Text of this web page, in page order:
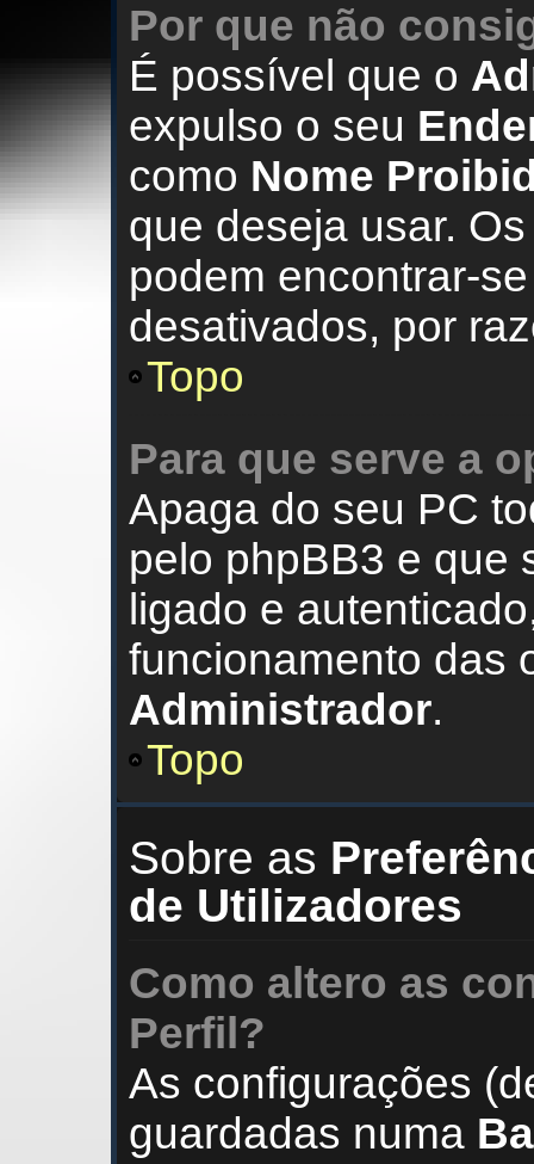
Por que não
É possível que o
expulso o seu
como Nome
que deseja usar.
podem encontrar-
desativados, por
Topo
Para que serve a
Apaga do seu PC
pelo phpBB3 e que
ligado e
funcionamento das
Administrador.
Topo
Sobre as
de Utilizadores
Como altero as
Perfil?
As configurações
guardadas numa